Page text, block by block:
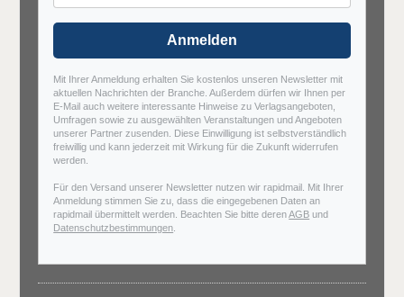
Anmelden
Mit Ihrer Anmeldung erhalten Sie kostenlos unseren Newsletter mit
aktuellen Nachrichten der Branche. Außerdem dürfen wir Ihnen per
E-Mail auch weitere interessante Hinweise zu Verlagsangeboten,
Umfragen sowie zu ausgewählten Veranstaltungen und Angeboten
unserer Partner zusenden. Diese Einwilligung ist selbstverständlich
freiwillig und kann jederzeit mit Wirkung für die Zukunft widerrufen
werden.
Für den Versand unserer Newsletter nutzen wir rapidmail. Mit Ihrer
Anmeldung stimmen Sie zu, dass die eingegebenen Daten an
rapidmail übermittelt werden. Beachten Sie bitte derenAGB und
Datenschutzbestimmungen